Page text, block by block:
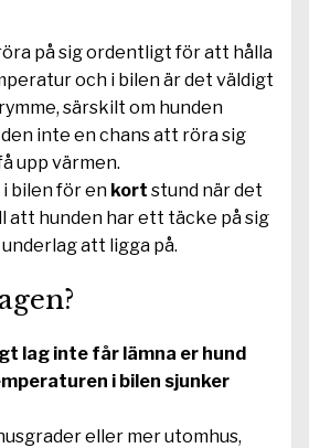
på sig ordentligt för att hålla
och i bilen är det väldigt
särskilt om hunden
inte en chans att röra sig
upp värmen.
i bilen för en kort stund när det
att hunden har ett täcke på sig
att ligga på.
lag inte får lämna er hund
i bilen sjunker
eller mer utomhus,